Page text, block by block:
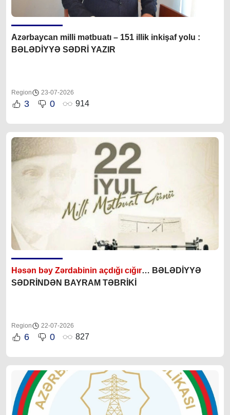
Azərbaycan milli mətbuatı – 151 illik inkişaf yolu :
BƏLƏDİYYƏ SƏDRİ YAZIR
Region 23-07-2026
3 0 914
Həsən bəy Zərdabinin açdığı cığır… BƏLƏDİYYƏ
SƏDRİNDƏN BAYRAM TƏBRİKİ
Region 22-07-2026
6 0 827